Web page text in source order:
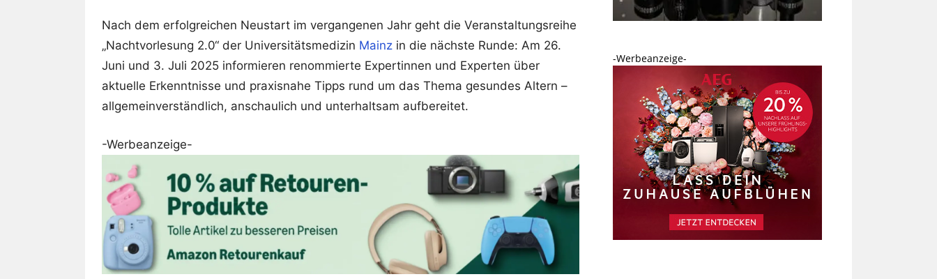
Nach dem erfolgreichen Neustart im vergangenen Jahr geht die Veranstaltungsreihe
„Nachtvorlesung 2.0“ der Universitätsmedizin Mainz in die nächste Runde: Am 26.
Juni und 3. Juli 2025 informieren renommierte Expertinnen und Experten über
aktuelle Erkenntnisse und praxisnahe Tipps rund um das Thema gesundes Altern –
allgemeinverständlich, anschaulich und unterhaltsam aufbereitet.
-Werbeanzeige-
-Werbeanzeige-